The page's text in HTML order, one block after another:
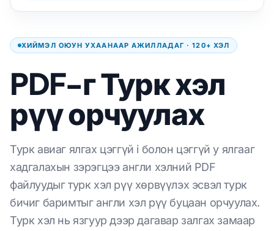
ХИЙМЭЛ ОЮУН УХААНААР АЖИЛЛАДАГ · 120+ ХЭЛ
PDF-г Турк хэл
рүү орчуулах
Турк авиаг ялгах цэггүй i болон цэггүй y ялгааг
хадгалахын зэрэгцээ англи хэлний PDF
файлуудыг турк хэл рүү хөрвүүлэх эсвэл турк
бичиг баримтыг англи хэл рүү буцаан орчуулах.
Турк хэл нь язгуур дээр дагавар залгах замаар